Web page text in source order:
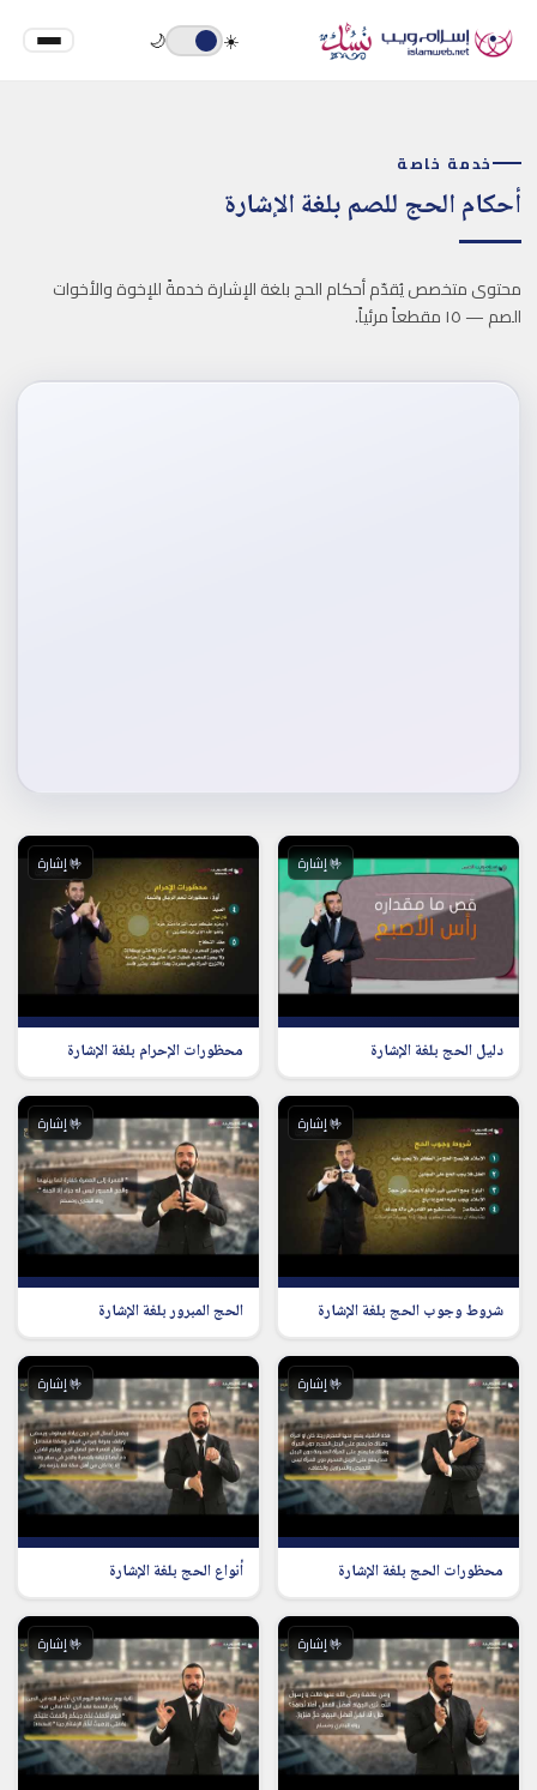
☀️
🌙
خدمة خاصة
أحكام الحج للصم بلغة الإشارة
محتوى متخصص يُقدّم أحكام الحج بلغة الإشارة خدمةً للإخوة والأخوات
الصم — ١٥ مقطعاً مرئياً.
🤟 إشارة
دليل الحج بلغة الإشارة
🤟 إشارة
محظورات الإحرام بلغة الإشارة
🤟 إشارة
شروط وجوب الحج بلغة الإشارة
🤟 إشارة
الحج المبرور بلغة الإشارة
🤟 إشارة
محظورات الحج بلغة الإشارة
🤟 إشارة
أنواع الحج بلغة الإشارة
🤟 إشارة 🤟 إشارة